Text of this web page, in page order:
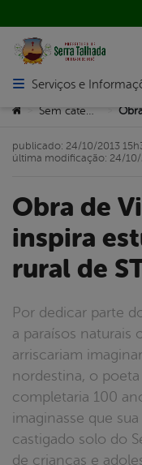
Abrir menu principal
Serviços e
Você está aqui:
> >
Obra de Vinícius de Moraes
inspira
rural de
Por dedicar parte do seu arsenal literário e musical
a paraísos naturais
arriscariam
nordestina, o
completaria 100
imaginasse que
castigado solo do
de crianças e
publicado: 24/10/2013
última modificação: 24/10/